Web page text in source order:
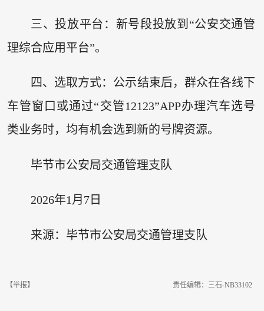
三、投放平台：新号段投放到“公安交通管
理综合应用平台”。
四、选取方式：公示结束后，群众在各线下
车管窗口或通过“交管12123”APP办理汽车选号
类业务时，均有机会选到新的号牌资源。
毕节市公安局交通管理支队
2026年1月7日
来源：毕节市公安局交通管理支队
【举报】 责任编辑：三石-NB33102